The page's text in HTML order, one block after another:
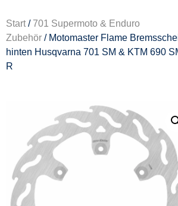
Start / 701 Supermoto & Enduro
Zubehör / Motomaster Flame
hinten Husqvarna 701 SM & KTM 690
R